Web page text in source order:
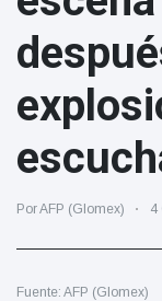
Comida y bebida
Juegos
Estilo de vida y
entretenimiento
Salud y forma
Por AFP (Glomex) 4
Fuente: AFP (Glomex)